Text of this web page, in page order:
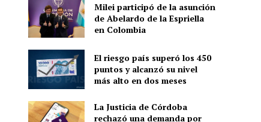
Milei participó de la asunción
de Abelardo de la Espriella
en Colombia
El riesgo país superó los 450
puntos y alcanzó su nivel
más alto en dos meses
La Justicia de Córdoba
rechazó una demanda por